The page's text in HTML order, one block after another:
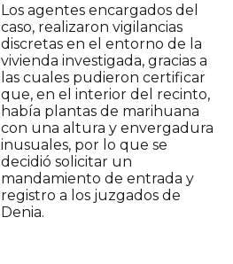
Los agentes encargados del
caso, realizaron vigilancias
discretas en el entorno de la
vivienda investigada, gracias a
las cuales pudieron certificar
que, en el interior del recinto,
había plantas de marihuana
con una altura y envergadura
inusuales, por lo que se
decidió solicitar un
mandamiento de entrada y
registro a los juzgados de
Denia.